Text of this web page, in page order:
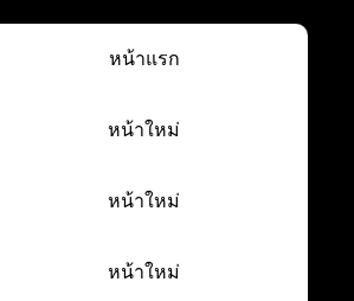
หน้าแรก
หน้าใหม่
หน้าใหม่
หน้าใหม่